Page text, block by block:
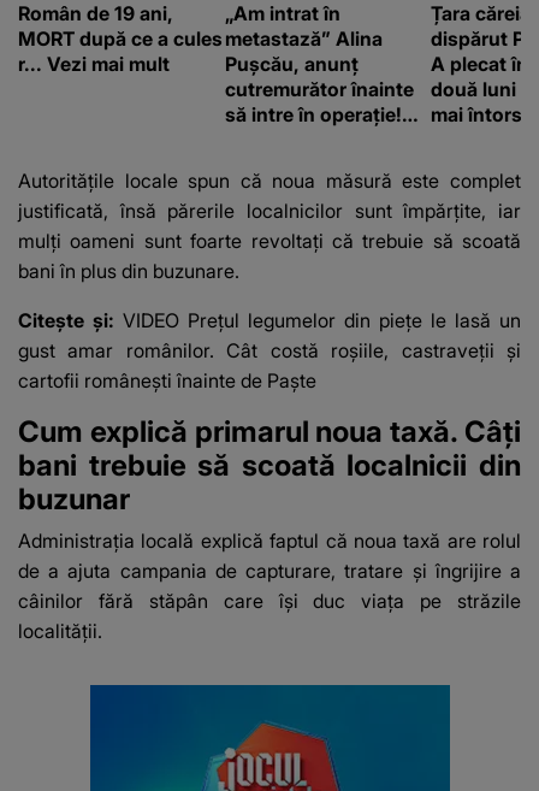
Român de 19 ani,
MORT după ce a cules
r... Vezi mai mult
„Am intrat în
metastază” Alina
Pușcău, anunț
cutremurător înainte
să intre în operație!
fanilor
Țara căreia
dispărut
A plecat în
două luni
mai întors
Autoritățile locale spun că noua măsură este complet
justificată, însă părerile localnicilor sunt împărțite, iar
mulți oameni sunt foarte revoltați că trebuie să scoată
bani în plus din buzunare.
Citește și: VIDEO Prețul legumelor din piețe le lasă un
gust amar românilor. Cât costă roșiile, castraveții și
cartofii românești înainte de Paște
Cum explică primarul noua taxă. Câți
bani trebuie să scoată localnicii din
buzunar
Administrația locală explică faptul că noua taxă are rolul
de a ajuta campania de capturare, tratare și îngrijire a
câinilor fără stăpân care își duc viața pe străzile
localității.